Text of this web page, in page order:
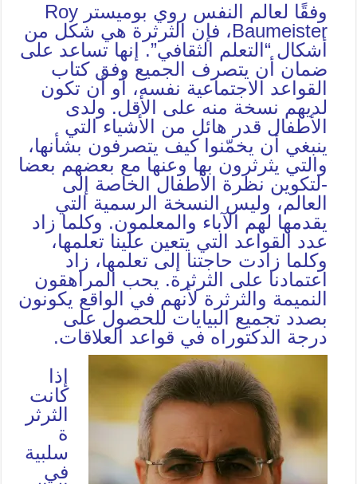
وفقًا لعالم النفس روي بوميستر Roy
Baumeister، فإن الثرثرة هي شكل من
أشكال “التعلم الثقافي”. إنها تساعد على
ضمان أن يتصرف الجميع وفق كتاب
القواعد الاجتماعية نفسه، أو أن تكون
لديهم نسخة منه على الأقل. ولدى
الأطفال قدر هائل من الأشياء التي
ينبغي أن يخمّنوا كيف يتصرفون بشأنها،
والتي يثرثرون بها وعنها مع بعضهم بعضا
-لتكوين نظرة الأطفال الخاصة إلى
العالم، وليس النسخة الرسمية التي
يقدمها لهم الآباء والمعلمون. وكلما زاد
عدد القواعد التي يتعين علينا تعلمها،
وكلما زادت حاجتنا إلى تعلمها، زاد
اعتمادنا على الثرثرة. يحب المراهقون
النميمة والثرثرة لأنهم في الواقع يكونون
بصدد تجميع البيايات للحصول على
درجة الدكتوراه في قواعد العلاقات.
إذا
كانت
الثرثر
ة
سلبية
في